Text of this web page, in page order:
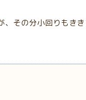
、その分小回りもき